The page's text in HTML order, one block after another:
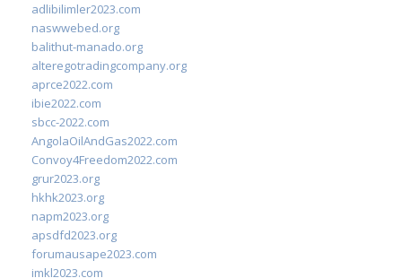
adlibilimler2023.com
naswwebed.org
balithut-manado.org
alteregotradingcompany.org
aprce2022.com
ibie2022.com
sbcc-2022.com
AngolaOilAndGas2022.com
Convoy4Freedom2022.com
grur2023.org
hkhk2023.org
napm2023.org
apsdfd2023.org
forumausape2023.com
imkl2023.com